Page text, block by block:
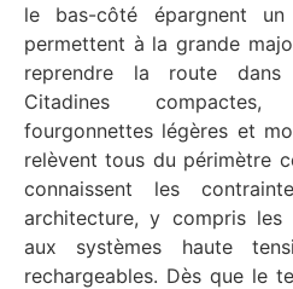
le bas-côté épargnent
permettent à la grande
reprendre la route dans
Citadines
fourgonnettes légères et
relèvent tous du périmètre
connaissent les
architecture, y compris les
aux systèmes haute
rechargeables. Dès que le